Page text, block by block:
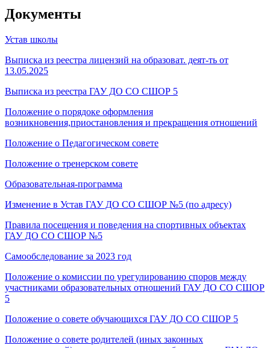
Документы
Устав школы
Выписка из реестра лицензий на образоват. деят-ть от
13.05.2025
Выписка из реестра ГАУ ДО СО СШОР 5
Положение о порядоке оформления
возникновения,приостановления и прекращения отношений
Положение о Педагогическом совете
Положение о тренерском совете
Образовательная-программа
Изменение в Устав ГАУ ДО СО СШОР №5 (по адресу)
Правила посещения и поведения на спортивных объектах
ГАУ ДО СО СШОР №5
Самообследование за 2023 год
Положение о комиссии по урегулированию споров между
участниками образовательных отношений ГАУ ДО СО СШОР
5
Положение о совете обучающихся ГАУ ДО СО СШОР 5
Положение о совете родителей (иных законных